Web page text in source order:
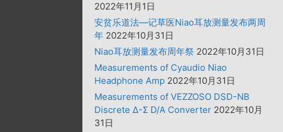
2022年11月1日
安贫乐道法—记草医Niao耳放测量发布两周
年 2022年10月31日
Niao耳放测量发布周年祭 2022年10月31日
Measurements of Cyaudio Niao
Headphone Amp 2022年10月31日
Measurements of VEZZOSO DSD-NB
Discrete Δ-Σ D/A Converter 2022年10月
31日